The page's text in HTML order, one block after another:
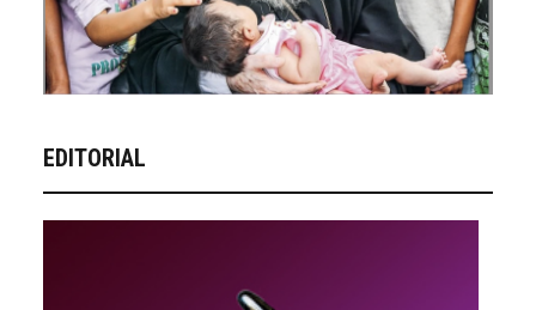
EDITORIAL